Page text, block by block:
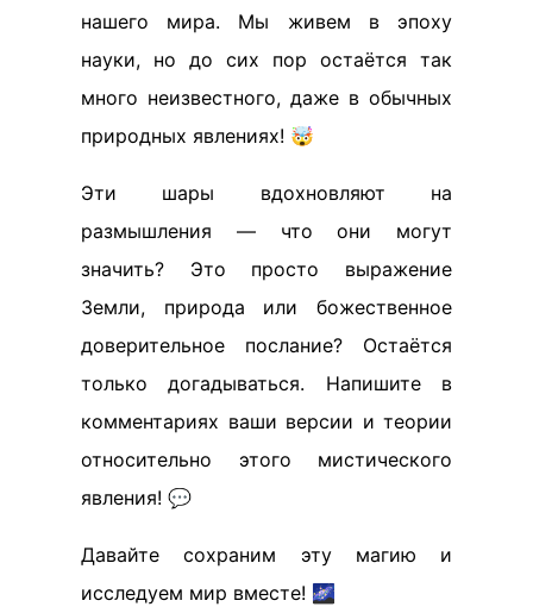
нашего мира. Мы живем в эпоху
науки, но до сих пор остаётся так
много неизвестного, даже в обычных
природных явлениях! 🤯
Эти шары вдохновляют на
размышления — что они могут
значить? Это просто выражение
Земли, природа или божественное
доверительное послание? Остаётся
только догадываться. Напишите в
комментариях ваши версии и теории
относительно этого мистического
явления! 💬
Давайте сохраним эту магию и
исследуем мир вместе! 🌌